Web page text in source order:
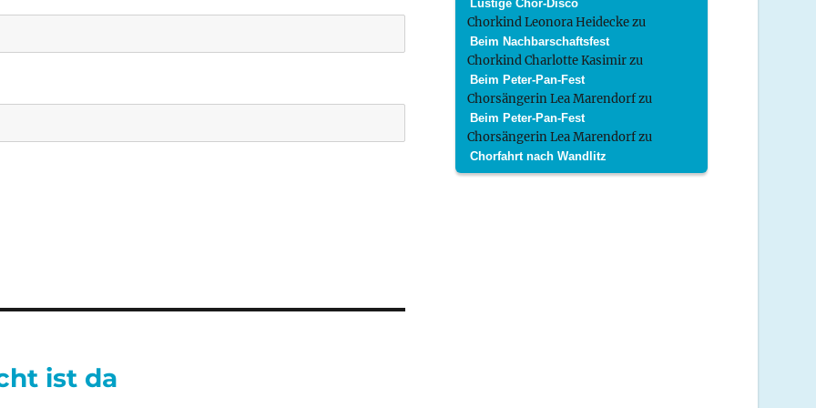
ist da
Lustige Chor-Disco
Chorkind Leonora Heideckezu
Beim Nachbarschaftsfest
Chorkind Charlotte Kasimirzu
Beim Peter-Pan-Fest
Chorsängerin Lea Marendorfzu
Beim Peter-Pan-Fest
Chorsängerin Lea Marendorfzu
Chorfahrt nach Wandlitz